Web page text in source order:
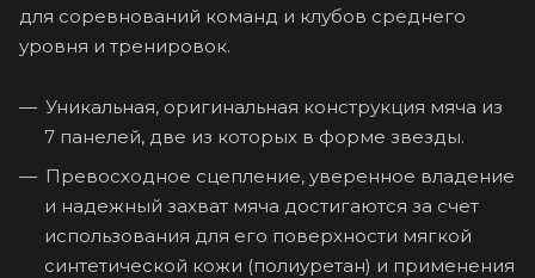
для соревнований команд и клубов среднего
уровня и тренировок.
Уникальная, оригинальная конструкция мяча из
7 панелей, две из которых в форме звезды.
Превосходное сцепление, уверенное владение
и надежный захват мяча достигаются за счет
использования для его поверхности мягкой
синтетической кожи (полиуретан) и применения